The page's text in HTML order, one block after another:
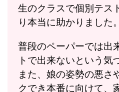
生のクラスで個別テス
り本当に助かりました。
普段のペーパーでは出
トで出来ないという気
また、娘の姿勢の悪さ
クでき本番に向けて、